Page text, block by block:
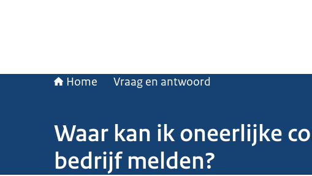
Home Vraag en antwoord
Waar kan ik oneerlijke
bedrijf melden?